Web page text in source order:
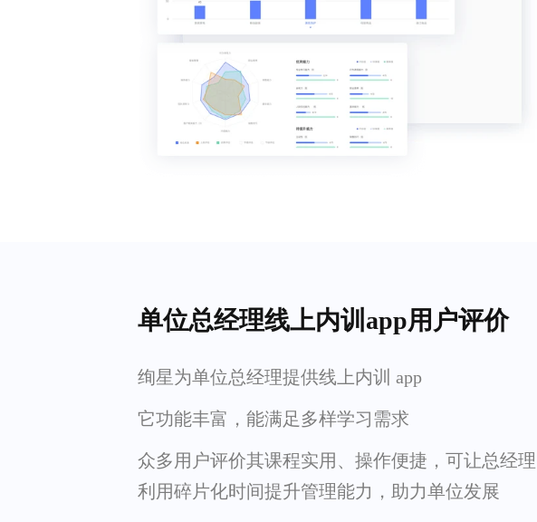
单位总经理线上内训app用户评价
绚星为单位总经理提供线上内训 app
它功能丰富，能满足多样学习需求
众多用户评价其课程实用、操作便捷，可让总经理
利用碎片化时间提升管理能力，助力单位发展